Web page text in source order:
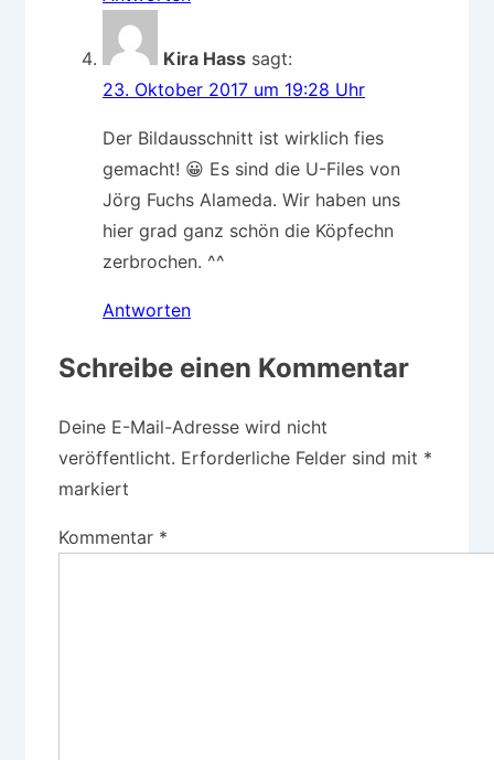
Kira Hass sagt:
23. Oktober 2017 um 19:28 Uhr
Der Bildausschnitt ist wirklich fies
gemacht! 😀 Es sind die U-Files von
Jörg Fuchs Alameda. Wir haben uns
hier grad ganz schön die Köpfechn
zerbrochen. ^^
Antworten
Schreibe einen Kommentar
Deine E-Mail-Adresse wird nicht
veröffentlicht. Erforderliche Felder sind mit *
markiert
Kommentar *